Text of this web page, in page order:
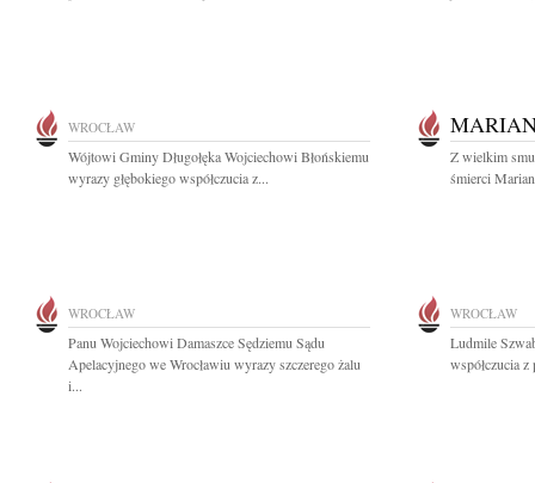
WROCŁAW
Wójtowi Gminy Długołęka Wojciechowi Błońskiemu
wyrazy głębokiego współczucia z...
Z wielkim
śmierci
WROCŁAW
Panu Wojciechowi Damaszce Sędziemu Sądu
Apelacyjnego we Wrocławiu wyrazy szczerego żalu
i...
WROCŁAW
Ludmile
współczucia